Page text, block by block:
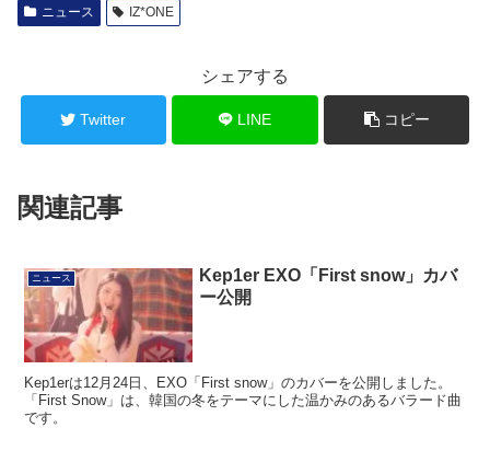
ニュース IZ*ONE
シェアする
Twitter LINE コピー
関連記事
ニュース
Kep1er EXO「First snow」カバ
ー公開
Kep1erは12月24日、EXO「First snow」のカバーを公開しました。
「First Snow」は、韓国の冬をテーマにした温かみのあるバラード曲
です。